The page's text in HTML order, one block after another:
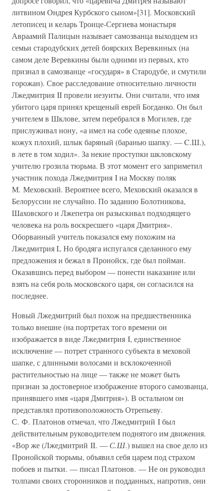
литвином Ондрея Курбского сыном»[31]. Московский
летописец и келарь Троице-Сергиева монастыря
Авраамий Палицын называет самозванца выходцем из
семьи стародубских детей боярских Веревкиных (на
самом деле Веревкины были одними из первых, кто
признал в самозванце «государя» в Стародубе, и смутили
горожан). Свое расследование относительно личности
Лжедмитрия II провели иезуиты. Они считали, что имя
убитого царя принял крещеный еврей Богданко. Он был
учителем в Шклове, затем перебрался в Могилев, где
прислуживал нону, «а имел на собе одеянье плохое,
кожух плохий, шлык баряный (баранью шапку. — C.Ш.),
в лете в том ходил». За некие проступки шкловскому
учителю грозила тюрьма. В этот момент его заприметил
участник похода Лжедмитрия I на Москву поляк
М. Меховский. Вероятнее всего, Меховский оказался в
Белоруссии не случайно. По заданию Болотникова,
Шаховского и Лжепетра он разыскивал подходящего
человека на роль воскресшего «царя Дмитрия».
Оборванный учитель показался ему похожим на
Лжедмитрия L Но бродяга испугался сделанного ему
предложения и бежал в Пронойск, где был пойман.
Оказавшись перед выбором — понести наказание или
взять на себя роль московского царя, он согласился на
последнее.
Новый Лжедмитрий был похож на предшественника
только внешне (на портретах того времени он
изображается в виде Лжедмитрия I, единственное
исключение — потрет странного субъекта в меховой
шапке, с длинными волосами и всклокоченной
растительностью на лице — также не может быть
признан за достоверное изображение второго самозванца,
принявшего имя «царя Дмитрия»). В остальном он
представлял противоположность Отрепьеву.
С. Ф. Платонов отмечал, что Лжедмитрий I был
действительным руководителем поднятого им движения.
«Вор же (Лжедмитрий II. — С.Ш.) вышел на свое дело из
Пронойской тюрьмы, объявил себя царем под страхом
побоев и пытки. — писал Платонов. — Не он руководил
толпами своих сторонников и подданных, напротив, они